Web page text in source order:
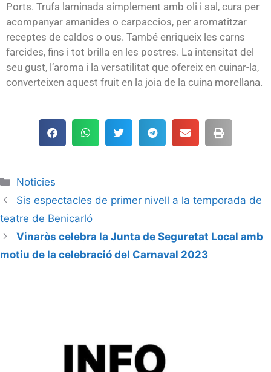
Ports. Trufa laminada simplement amb oli i sal, cura per
acompanyar amanides o carpaccios, per aromatitzar
receptes de caldos o ous. També enriqueix les carns
farcides, fins i tot brilla en les postres. La intensitat del
seu gust, l’aroma i la versatilitat que ofereix en cuinar-la,
converteixen aquest fruit en la joia de la cuina morellana.
Noticies
Sis espectacles de primer nivell a la temporada de
teatre de Benicarló
Vinaròs celebra la Junta de Seguretat Local amb
motiu de la celebració del Carnaval 2023